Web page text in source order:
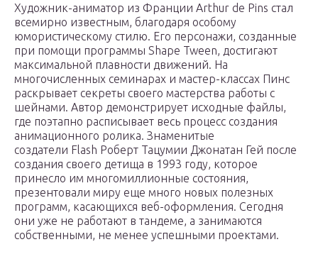
Художник-аниматор из Франции Arthur de Pins стал
всемирно известным, благодаря особому
юмористическому стилю. Его персонажи, созданные
при помощи программы Shape Tween, достигают
максимальной плавности движений. На
многочисленных семинарах и мастер-классах Пинс
раскрывает секреты своего мастерства работы с
шейнами. Автор демонстрирует исходные файлы,
где поэтапно расписывает весь процесс создания
анимационного ролика. Знаменитые
создатели Flash Роберт Тацумии Джонатан Гей после
создания своего детища в 1993 году, которое
принесло им многомиллионные состояния,
презентовали миру еще много новых полезных
программ, касающихся веб-оформления. Сегодня
они уже не работают в тандеме, а занимаются
собственными, не менее успешными проектами.